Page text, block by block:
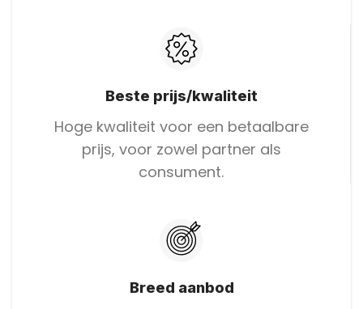
Beste prijs/kwaliteit
Hoge kwaliteit voor een betaalbare
prijs, voor zowel partner als
consument.
Breed aanbod